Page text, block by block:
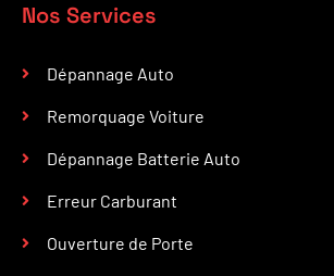
Nos Services
Dépannage Auto
Remorquage Voiture
Dépannage Batterie Auto
Erreur Carburant
Ouverture de Porte